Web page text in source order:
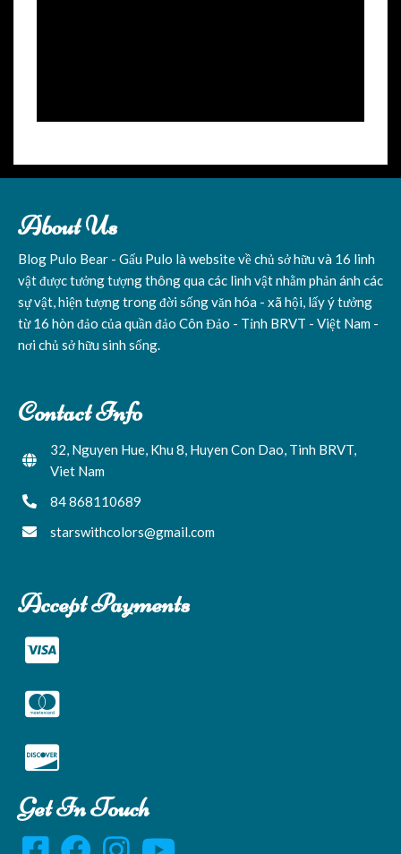
About Us
Blog Pulo Bear - Gấu Pulo là website về chủ sở hữu và 16 linh
vật được tưởng tượng thông qua các linh vật nhằm phản ánh các
sự vật, hiện tượng trong đời sống văn hóa - xã hội, lấy ý tưởng
từ 16 hòn đảo của quần đảo Côn Đảo - Tỉnh BRVT - Việt Nam -
nơi chủ sở hữu sinh sống.
Contact Info
32, Nguyen Hue, Khu 8, Huyen Con Dao, Tinh BRVT,
Viet Nam
84 868110689
starswithcolors@gmail.com
Accept Payments
Get In Touch